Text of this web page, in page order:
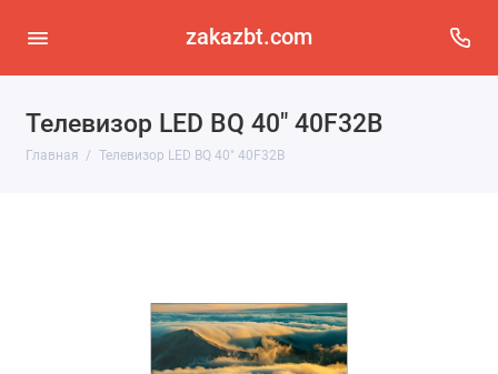
zakazbt.com
Телевизор LED BQ 40" 40F32B
Главная Телевизор LED BQ 40" 40F32B